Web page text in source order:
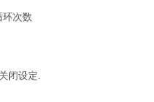
次数
闭设定.